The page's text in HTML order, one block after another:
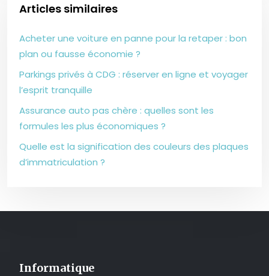
Articles similaires
Acheter une voiture en panne pour la retaper : bon
plan ou fausse économie ?
Parkings privés à CDG : réserver en ligne et voyager
l’esprit tranquille
Assurance auto pas chère : quelles sont les
formules les plus économiques ?
Quelle est la signification des couleurs des plaques
d’immatriculation ?
Informatique